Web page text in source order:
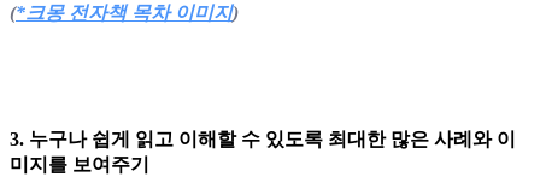
(*크몽 전자책 목차 이미지)
3. 누구나 쉽게 읽고 이해할 수 있도록 최대한 많은 사례와 이
미지를 보여주기